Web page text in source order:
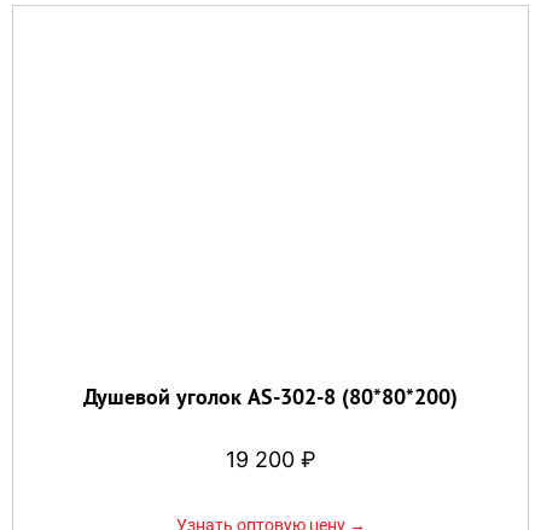
Душевой уголок AS-302-8 (80*80*200)
19 200 ₽
Узнать оптовую цену →